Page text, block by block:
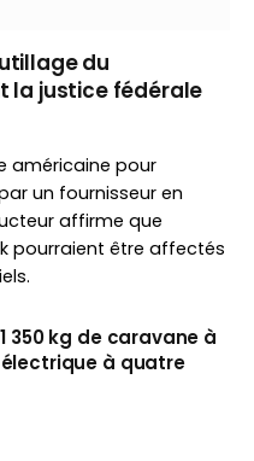
du
la justice fédérale
américaine pour
un fournisseur en
affirme que
pourraient être affectés
350 kg de caravane à
électrique à quatre